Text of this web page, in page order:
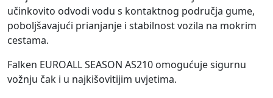
učinkovito odvodi vodu s kontaktnog područja gume,
poboljšavajući prianjanje i stabilnost vozila na mokrim
cestama.
Falken EUROALL SEASON AS210 omogućuje sigurnu
vožnju čak i u najkišovitijim uvjetima.